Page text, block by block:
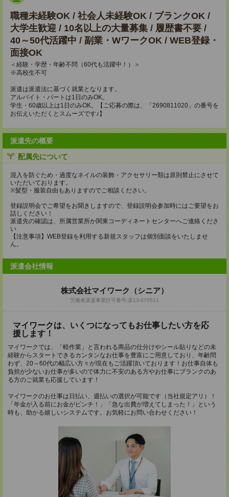
職種未経験OK / 社会人未経験OK / ブランクOK /
大学生歓迎 / 10名以上の大量募集 / 履歴書不要 /
40～50代活躍中 / 副業・WワークOK / WEB登録・
面接OK
＜経験・学歴・年齢不問（60代も活躍中！）＞
※高校生不可
派遣は派遣法に基づく就業となります。
アルバイト・パートは1日のみOK。
学生・60歳以上は1日のみOK。【ご応募の際は、「2690811020」の番号を
お伝えいただくとスムーズです♪】
派遣先の概要
配属先について
混入を防ぐため・過度なネイルの装飾・アクセサリー類は原則禁止にさせて
いただいております。
※髪型・服装自由もありますのでご相談ください。
登録説明会でご希望をお聞きしますので、登録説明会参加時にはご要望をお
話しください！
派遣先の確認は、所属営業所か関東コーディネートセンターへご連絡くださ
い
【注意事項】WEB登録を利用する新規スタッフは個別面談をいたしませ
ん。
派遣会社情報
株式会社マイワーク（シニア）
労働者派遣事業許可番号:派13-070511
マイワークは、いくつになってもお仕事したい方を応
援します！
マイワークでは、「軽作業」と言われる商品の仕分けやシール貼りなどの未
経験からスタートできるカンタンなお仕事を豊富にご用意しており、年齢問
わず、20～60代の幅広い方々が現在もご活躍頂いております！お仕事自体も
負担が少ないお仕事が多いので体力に不安のある方やお仕事にブランクのあ
る方のご就業も応援しています！
マイワークのお仕事は日払い、週払いの選択が可能です（当社規定アリ）！
「年金が入る前にお金がピンチ！」「急な出費が増えてしまった！」という
時も、助かる嬉しいシステムです。お気軽にお問い合わせください！